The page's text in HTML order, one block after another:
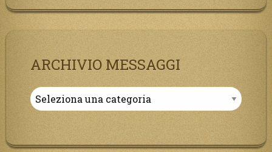
ARCHIVIO MESSAGGI
Archivio
Messaggi